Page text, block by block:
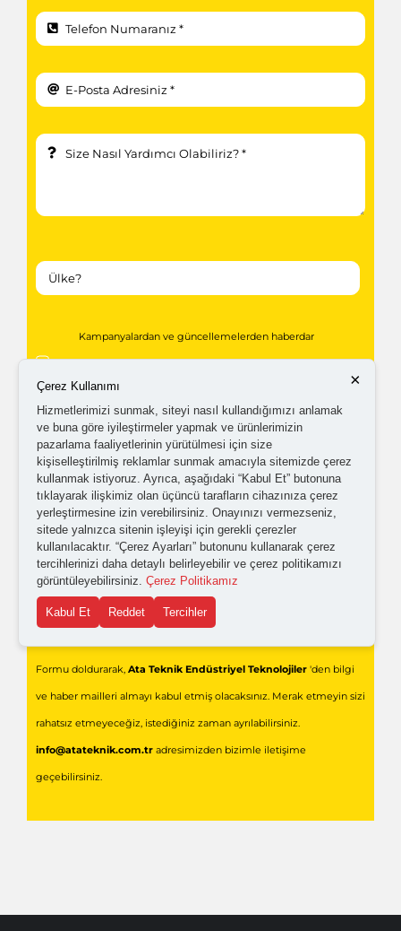
Kampanyalardan ve güncellemelerden haberdar
gönderilmesini kabul ediyorum.
Kişisel verilerimin işlenmesine yönelikaydınlatma ve
açık rıza metni 'ni okudum, onaylıyorum.
Gönder
Formu doldurarak, Ata Teknik Endüstriyel Teknolojiler'den bilgi
ve haber mailleri almayı kabul etmiş olacaksınız. Merak etmeyin sizi
rahatsız etmeyeceğiz, istediğiniz zaman ayrılabilirsiniz.
info@atateknik.com.tradresimizden bizimle iletişime
geçebilirsiniz.
×
Çerez Kullanımı
Hizmetlerimizi sunmak, siteyi nasıl kullandığımızı anlamak
ve buna göre iyileştirmeler yapmak ve ürünlerimizin
pazarlama faaliyetlerinin yürütülmesi için size
kişiselleştirilmiş reklamlar sunmak amacıyla sitemizde çerez
kullanmak istiyoruz. Ayrıca, aşağıdaki “Kabul Et” butonuna
tıklayarak ilişkimiz olan üçüncü tarafların cihazınıza çerez
yerleştirmesine izin verebilirsiniz. Onayınızı vermezseniz,
sitede yalnızca sitenin işleyişi için gerekli çerezler
kullanılacaktır. “Çerez Ayarları” butonunu kullanarak çerez
tercihlerinizi daha detaylı belirleyebilir ve çerez politikamızı
görüntüleyebilirsiniz. Çerez Politikamız
Kabul Et Reddet Tercihler